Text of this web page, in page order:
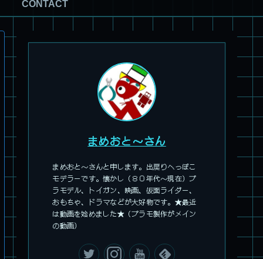
CONTACT
まめおと～さん
まめおと～さんと申します。出戻りへっぽこ
モデラーです。懐かし（８０年代～現在）プ
ラモデル、トイガン、映画、仮面ライダー、
おもちゃ、ドラマなどが大好物です。★最近
は動画を始めました★（プラモ製作がメイン
の動画）
パチ組塗装★HG スコープドッグ ターボカスタム サンサ戦 キ
リコ機 & グレゴルー機 HG 拡張パーツセット6.7.8
旧キット製作★本家SDマクロス バルキリーVF-1S